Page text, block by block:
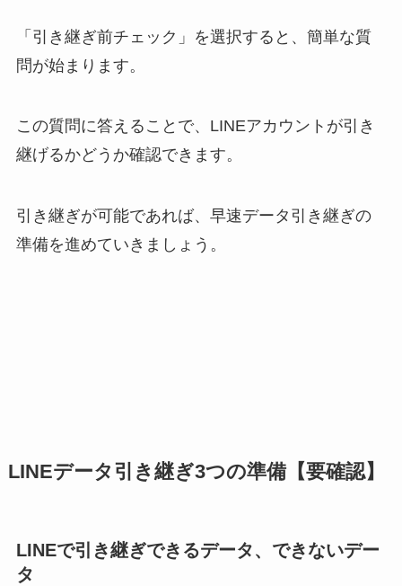
「引き継ぎ前チェック」を選択すると、簡単な質
問が始まります。
この質問に答えることで、LINEアカウントが引き
継げるかどうか確認できます。
引き継ぎが可能であれば、早速データ引き継ぎの
準備を進めていきましょう。
LINEデータ引き継ぎ3つの準備【要確認】
LINEで引き継ぎできるデータ、できないデー
タ